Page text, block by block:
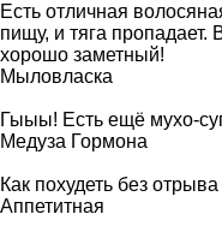
Есть отличная
пищу, и тяга
хорошо заметный!
Мыловласка
Гыыы! Есть ещё мухо-
Медуза Гормона
Как похудеть без
Аппетитная